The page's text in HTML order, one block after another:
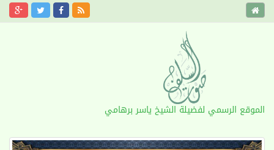
الموقع الرسمي لفضيلة الشيخ ياسر برهامي